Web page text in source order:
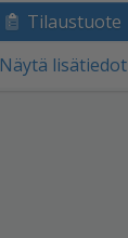
Tilaustuote
Näytä lisätiedot